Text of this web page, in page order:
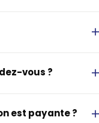
pour vous
épargne
vous ?
est payante ?